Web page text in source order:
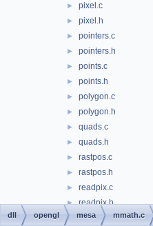
► pixel.c
► pixel.h
► pointers.c
► pointers.h
► points.c
► points.h
► polygon.c
► polygon.h
► quads.c
► quads.h
► rastpos.c
► rastpos.h
► readpix.c
► readpix.h
► rect.c
dll opengl mesa mmath.c